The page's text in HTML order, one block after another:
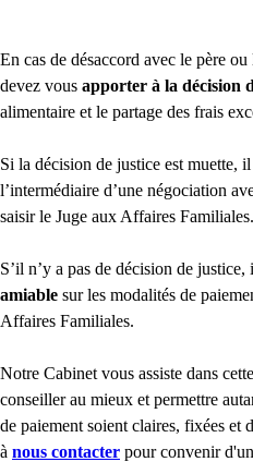
En cas de désaccord avec le père
devez vous apporter à la décision
alimentaire et le partage des frais
Si la décision de justice est muette,
l’intermédiaire d’une négociation
saisir le Juge aux Affaires Familiales.
S’il n’y a pas de décision de
amiable sur les modalités de
Affaires Familiales.
Notre Cabinet vous assiste dans
conseiller au mieux et permettre
de paiement soient claires, fixées et
à nous contacter pour convenir